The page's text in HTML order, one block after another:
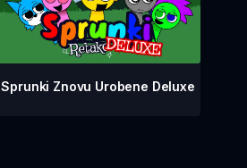
Sprunki Znovu Urobene Deluxe